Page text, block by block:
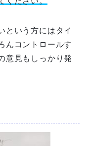
という方にはタイ
んコントロールす
意見もしっかり発